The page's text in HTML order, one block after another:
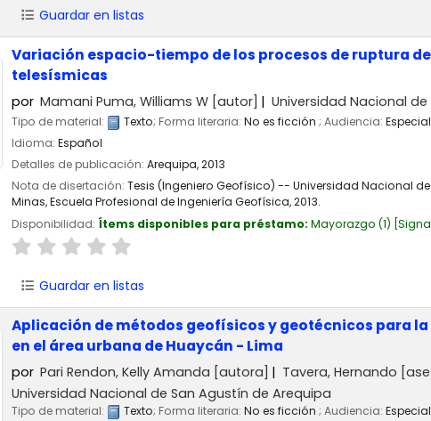
Guardar en listas
Variación espacio-tiempo de los procesos de ruptura
telesísmicas
por Mamani Puma, Williams W [autor] Universidad Nacional
Tipo de material: Texto; Forma literaria: No es ficción ; Audiencia:
Idioma: Español
Detalles de publicación: Arequipa,2013
Nota de disertación: Tesis (Ingeniero Geofísico) -- Universidad Nacional
Minas, Escuela Profesional de Ingeniería Geofísica, 2013.
Disponibilidad: Ítems disponibles para préstamo: Mayorazgo (1)
Guardar en listas
Aplicación de métodos geofísicos y geotécnicos para
en el área urbana de Huaycán - Lima
por Pari Rendon, Kelly Amanda [autora] Tavera, Hernando
Universidad Nacional de San Agustín de Arequipa
Tipo de material: Texto; Forma literaria: No es ficción ; Audiencia: